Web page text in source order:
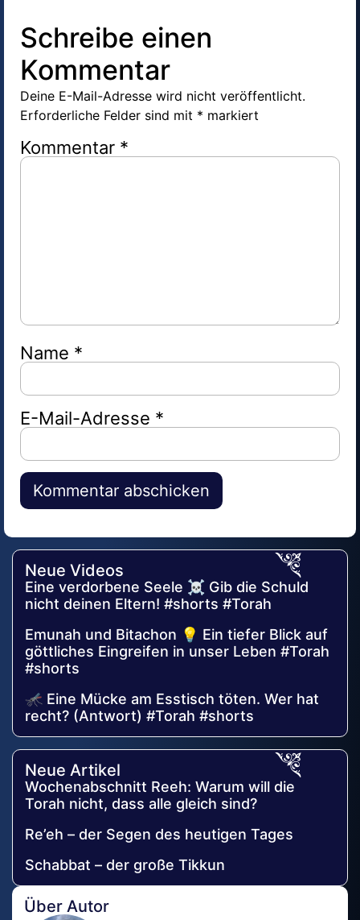
Schreibe einen
Kommentar
Deine E-Mail-Adresse wird nicht veröffentlicht.
Erforderliche Felder sind mit * markiert
Kommentar *
Name *
E-Mail-Adresse *
Alternative:
Neue Videos
Eine verdorbene Seele ☠️ Gib die Schuld
nicht deinen Eltern! #shorts #Torah
Emunah und Bitachon 💡 Ein tiefer Blick auf
göttliches Eingreifen in unser Leben #Torah
#shorts
🦟 Eine Mücke am Esstisch töten. Wer hat
recht? (Antwort) #Torah #shorts
Neue Artikel
Wochenabschnitt Reeh: Warum will die
Torah nicht, dass alle gleich sind?
Re’eh – der Segen des heutigen Tages
Schabbat – der große Tikkun
Über Autor